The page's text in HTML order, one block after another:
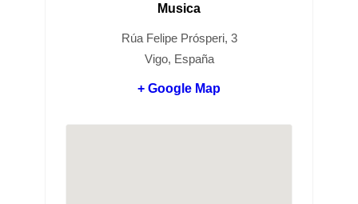
Musica
Rúa Felipe Prósperi, 3
Vigo, España
+ Google Map